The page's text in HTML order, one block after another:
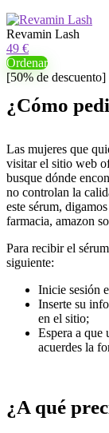
Revamin Lash
49 €
Ordenar
[50% de
¿Cómo
Las mujeres que
visitar el sitio web
busque dónde
no controlan la
este sérum,
farmacia, amazon
Para recibir el
siguiente:
Inicie sesión
Inserte su
en el sitio;
Espera a que
acuerdes la
¿A qué